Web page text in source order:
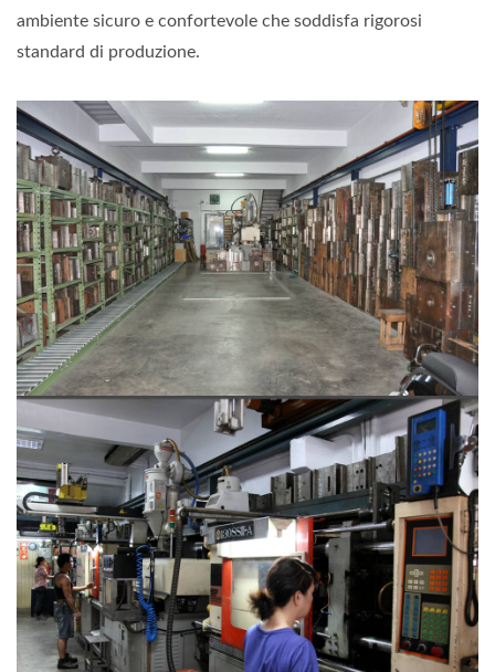
ambiente sicuro e confortevole che soddisfa rigorosi
standard di produzione.